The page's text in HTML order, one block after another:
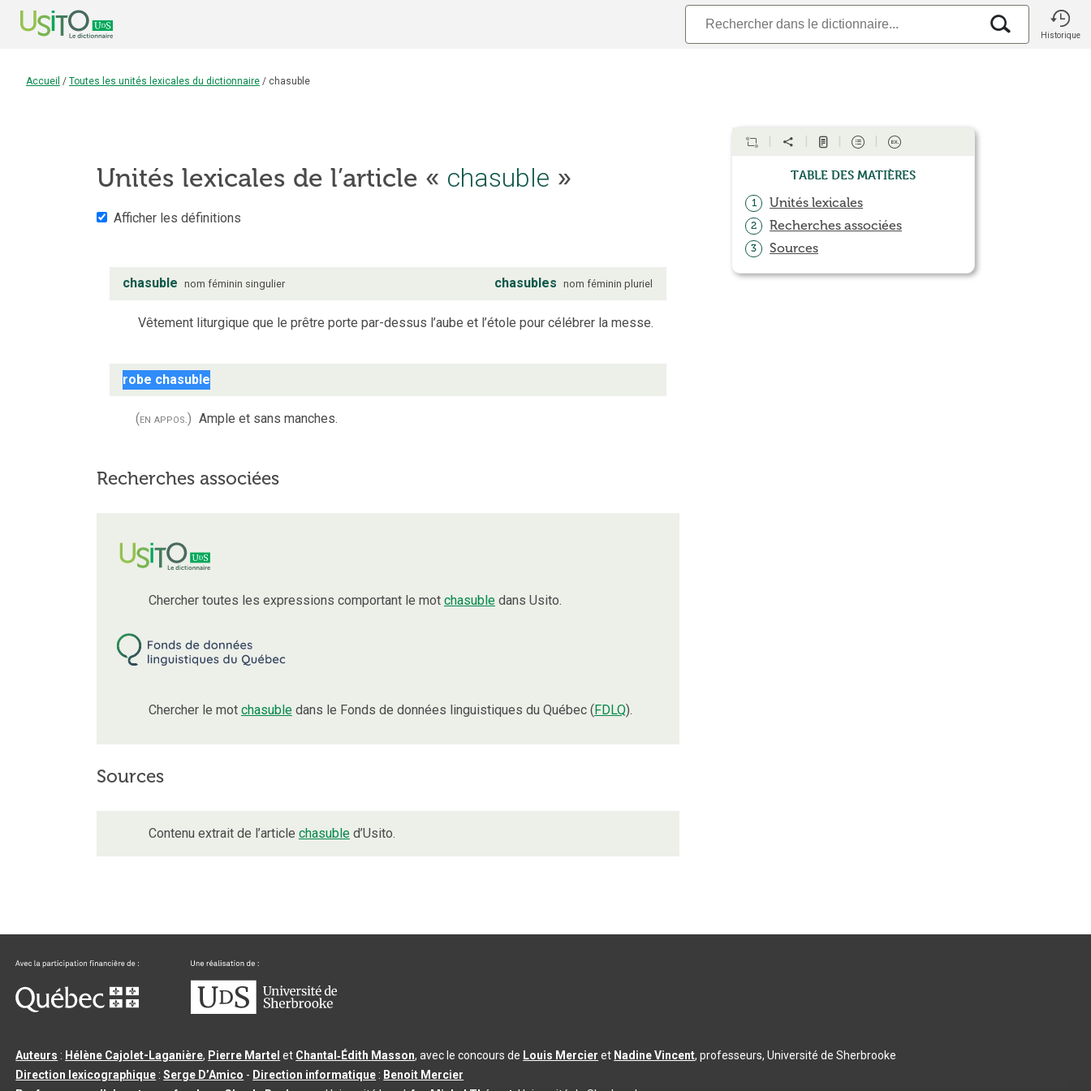
Historique
Accueil / Toutes les unités lexicales du dictionnaire / chasuble
Unités lexicales de l’article « chasuble »
Afficher les définitions
chasuble nom féminin singulier chasubles nom féminin pluriel
Vêtement liturgique que le prêtre porte par-dessus l’aube et l’étole pour célébrer la messe.
robe chasuble
(en appos.) Ample et sans manches.
Recherches associées
Chercher toutes les expressions comportant le mot chasubledans Usito.
Chercher le mot chasubledans le Fonds de données linguistiques du Québec (FDLQ).
Sources
Contenu extrait de l’article chasubled’Usito.
Table des matières
1 Unités lexicales
2 Recherches associées
3 Sources
Auteurs : Hélène Cajolet-Laganière, Pierre Martel et Chantal‑Édith Masson, avec le concours de Louis Mercier et Nadine Vincent, professeurs, Université de Sherbrooke
Direction lexicographique :Serge D’Amico - Direction informatique : Benoit Mercier